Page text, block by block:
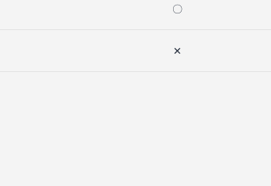
〇
✕